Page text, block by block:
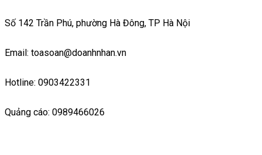
Số 142 Trần Phú, phường Hà Đông, TP Hà Nội
Email: toasoan@doanhnhan.vn
Hotline: 0903422331
Quảng cáo: 0989466026